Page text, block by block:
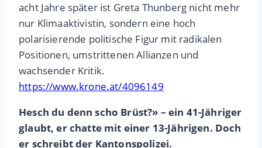
acht Jahre später ist Greta Thunberg nicht mehr
nur Klimaaktivistin, sondern eine hoch
polarisierende politische Figur mit radikalen
Positionen, umstrittenen Allianzen und
wachsender Kritik.
https://www.krone.at/4096149
Hesch du denn scho Brüst?» – ein 41-Jähriger
glaubt, er chatte mit einer 13-Jährigen. Doch
er schreibt der Kantonspolizei.